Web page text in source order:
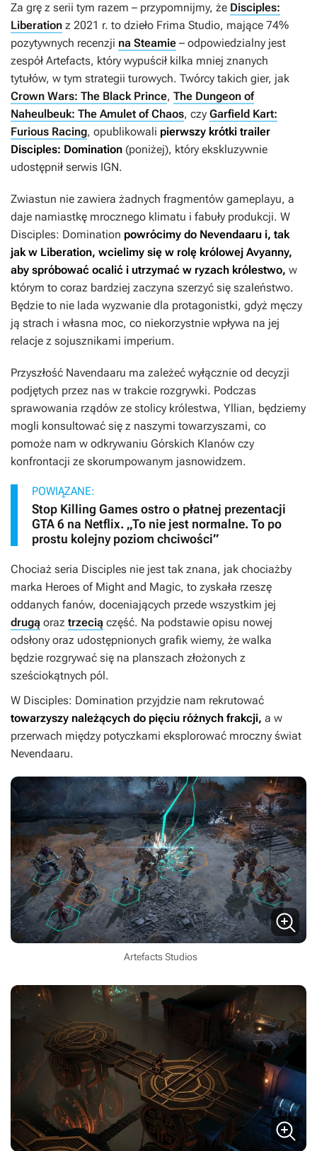
Za grę z serii tym razem – przypomnijmy, że Disciples:
Liberation z 2021 r. to dzieło Frima Studio, mające 74%
pozytywnych recenzji na Steamie – odpowiedzialny jest
zespół Artefacts, który wypuścił kilka mniej znanych
tytułów, w tym strategii turowych. Twórcy takich gier, jak
Crown Wars: The Black Prince, The Dungeon of
Naheulbeuk: The Amulet of Chaos, czy Garfield Kart:
Furious Racing, opublikowali pierwszy krótki trailer
Disciples: Domination (poniżej), który ekskluzywnie
udostępnił serwis IGN.
Zwiastun nie zawiera żadnych fragmentów gameplayu, a
daje namiastkę mrocznego klimatu i fabuły produkcji. W
Disciples: Domination powrócimy do Nevendaaru i, tak
jak w Liberation, wcielimy się w rolę królowej Avyanny,
aby spróbować ocalić i utrzymać w ryzach królestwo, w
którym to coraz bardziej zaczyna szerzyć się szaleństwo.
Będzie to nie lada wyzwanie dla protagonistki, gdyż męczy
ją strach i własna moc, co niekorzystnie wpływa na jej
relacje z sojusznikami imperium.
Przyszłość Navendaaru ma zależeć wyłącznie od decyzji
podjętych przez nas w trakcie rozgrywki. Podczas
sprawowania rządów ze stolicy królestwa, Yllian, będziemy
mogli konsultować się z naszymi towarzyszami, co
pomoże nam w odkrywaniu Górskich Klanów czy
konfrontacji ze skorumpowanym jasnowidzem.
POWIĄZANE:
Stop Killing Games ostro o płatnej prezentacji
GTA 6 na Netflix. „To nie jest normalne. To po
prostu kolejny poziom chciwości”
Chociaż seria Disciples nie jest tak znana, jak chociażby
marka Heroes of Might and Magic, to zyskała rzeszę
oddanych fanów, doceniających przede wszystkim jej
drugą oraz trzecią część. Na podstawie opisu nowej
odsłony oraz udostępnionych grafik wiemy, że walka
będzie rozgrywać się na planszach złożonych z
sześciokątnych pól.
W Disciples: Domination przyjdzie nam rekrutować
towarzyszy należących do pięciu różnych frakcji, a w
przerwach między potyczkami eksplorować mroczny świat
Nevendaaru.
Artefacts Studios